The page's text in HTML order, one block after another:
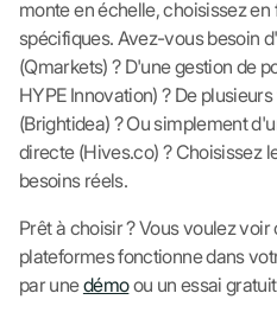
monte en échelle, choisissez
spécifiques. Avez-vous besoin
(Qmarkets) ? D'une gestion de
HYPE Innovation) ? De
(Brightidea) ? Ou simplement
directe (Hives.co) ? Choisissez
besoins réels.
Prêt à choisir ? Vous voulez
plateformes fonctionne dans
par unedémoou un essai